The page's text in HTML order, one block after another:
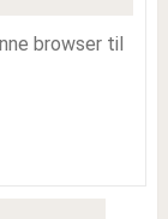
browser til